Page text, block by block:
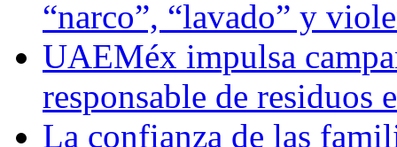
“narco”, “lavado” y
UAEMéx impulsa
responsable de residuos
La confianza de las